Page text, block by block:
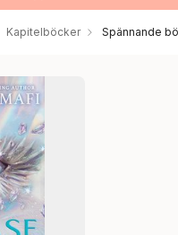
Kapitelböcker Spännande